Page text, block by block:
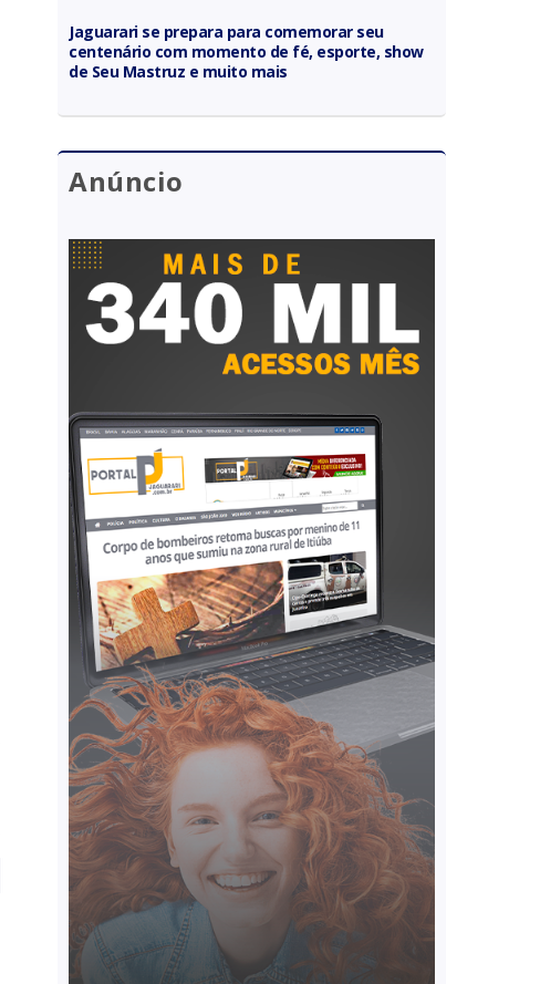
Jaguarari se prepara para comemorar seu
centenário com momento de fé, esporte, show
de Seu Mastruz e muito mais
Anúncio